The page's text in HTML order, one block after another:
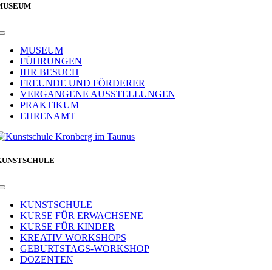
Toggle
NavigationMUSEUM
FÜHRUNGEN
IHR BESUCH
FREUNDE UND FÖRDERER
VERGANGENE AUSSTELLUNGEN
PRAKTIKUM
EHRENAMT
Toggle
NavigationKUNSTSCHULE
KURSE FÜR ERWACHSENE
KURSE FÜR KINDER
KREATIV WORKSHOPS
GEBURTSTAGS-WORKSHOP
DOZENTEN